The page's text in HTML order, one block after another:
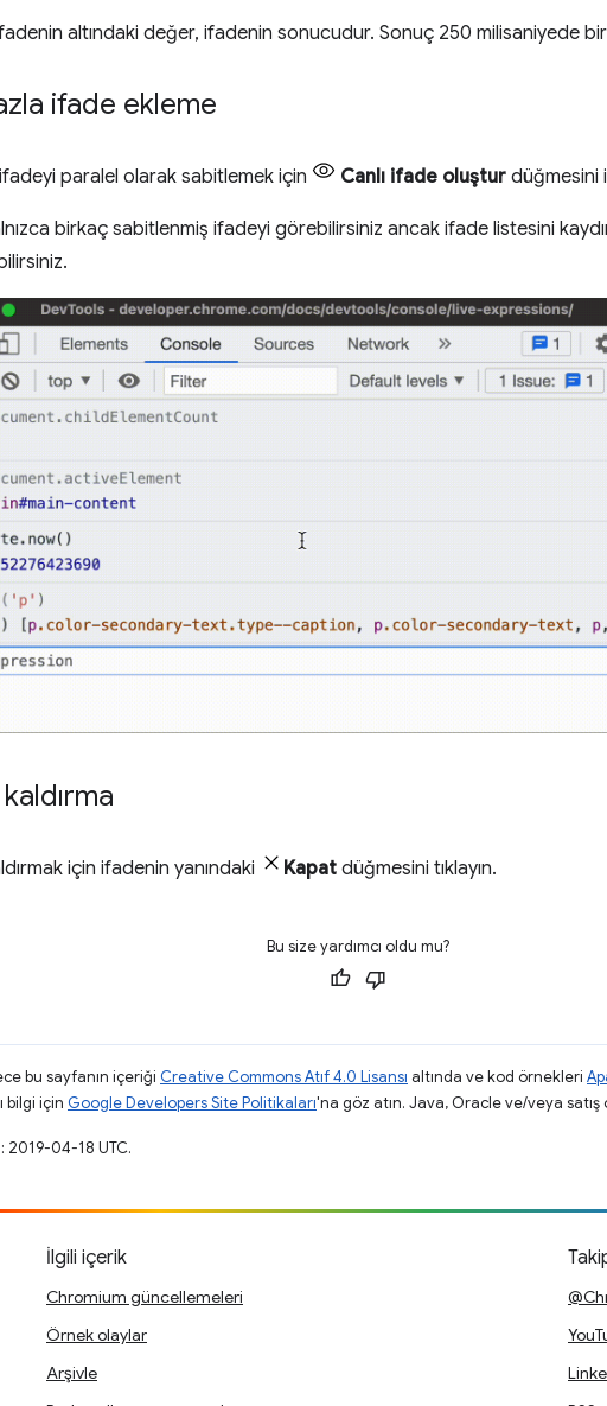
altındaki değer, ifadenin sonucudur. Sonuç 250 milisaniyede
ifade ekleme
paralel olarak sabitlemek için Canlı ifade oluştur düğmesini
birkaç sabitlenmiş ifadeyi görebilirsiniz ancak ifade listesini
için ifadenin yanındaki Kapat düğmesini tıklayın.
Bu size yardımcı oldu mu?
bu sayfanın içeriği Creative Commons Atıf 4.0 Lisansı altında ve kod örnekleri
bilgi için Google Developers Site Politikaları'na göz atın. Java, Oracle ve/veya satış
2019-04-18 UTC.
İlgili içerik
Chromium güncellemeleri
Örnek olaylar
Arşivle